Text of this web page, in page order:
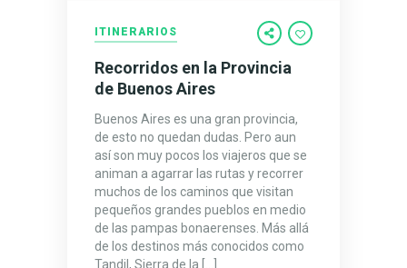
ITINERARIOS
Recorridos en la Provincia
de Buenos Aires
Buenos Aires es una gran provincia,
de esto no quedan dudas. Pero aun
así son muy pocos los viajeros que se
animan a agarrar las rutas y recorrer
muchos de los caminos que visitan
pequeños grandes pueblos en medio
de las pampas bonaerenses. Más allá
de los destinos más conocidos como
Tandil, Sierra de la […]